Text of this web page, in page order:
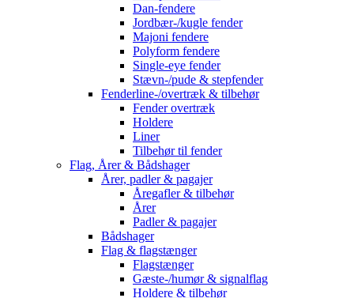
Dan-fendere
Jordbær-/kugle fender
Majoni fendere
Polyform fendere
Single-eye fender
Stævn-/pude & stepfender
Fenderline-/overtræk & tilbehør
Fender overtræk
Holdere
Liner
Tilbehør til fender
Flag, Årer & Bådshager
Årer, padler & pagajer
Åregafler & tilbehør
Årer
Padler & pagajer
Bådshager
Flag & flagstænger
Flagstænger
Gæste-/humør & signalflag
Holdere & tilbehør